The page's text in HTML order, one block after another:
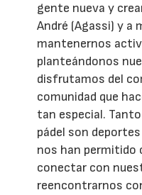
gente nueva y
André (Agassi) y a
mantenernos
planteándonos
disfrutamos del
comunidad que
tan especial.
pádel son
nos han
conectar con
reencontrarnos